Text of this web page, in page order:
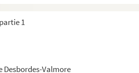
1
Desbordes-Valmore
1848